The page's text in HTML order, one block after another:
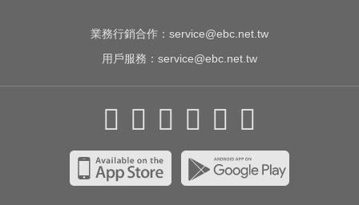
業務行銷合作： service@ebc.net.tw
用戶服務： service@ebc.net.tw